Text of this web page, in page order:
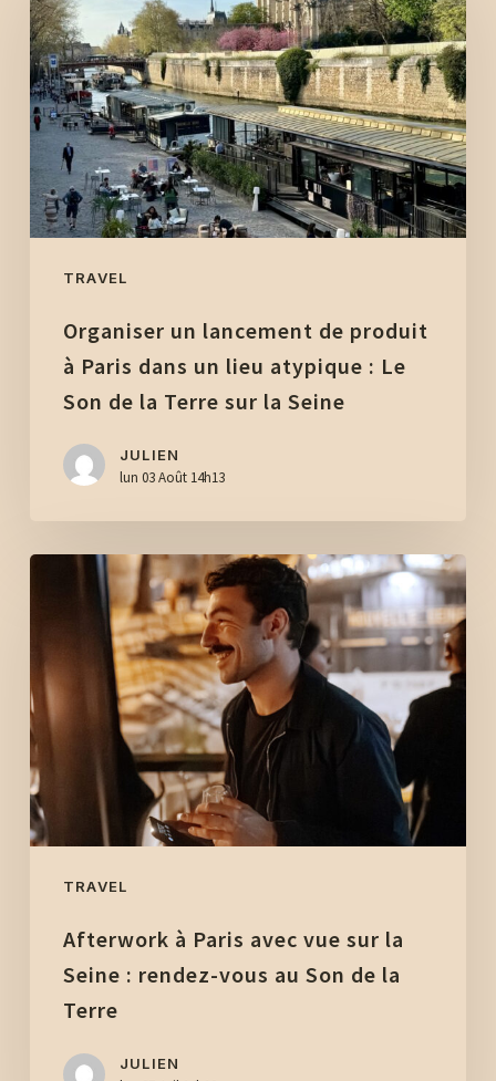
TRAVEL
lancement
de
produit
à
Paris
dans
un
lieu
atypique
Terre
Organiser un lancement de produit
à Paris dans un lieu atypique : Le
Son de la Terre sur la Seine
JULIEN
lun 03 Août 14h13
TRAVEL
Afterwork
avec
vue
sur
la
Seine
:
rendez-
vous
SonAfterwork à Paris avec vue sur la
Seine : rendez-vous au Son de la
Terre
JULIEN